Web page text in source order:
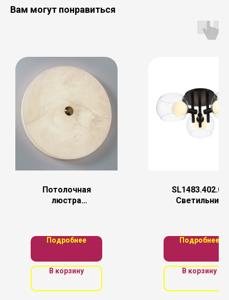
Вам могут понравиться
Потолочная
люстра
Подробнее
В корзину
SL1483.402.03
Светильник
Белый G9 3*5W
Подробнее
В корзину